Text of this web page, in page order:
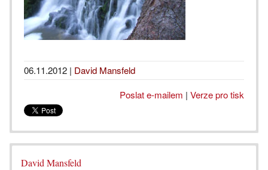
06.11.2012 | David Mansfeld
Poslat e-mailem | Verze pro tisk
David Mansfeld